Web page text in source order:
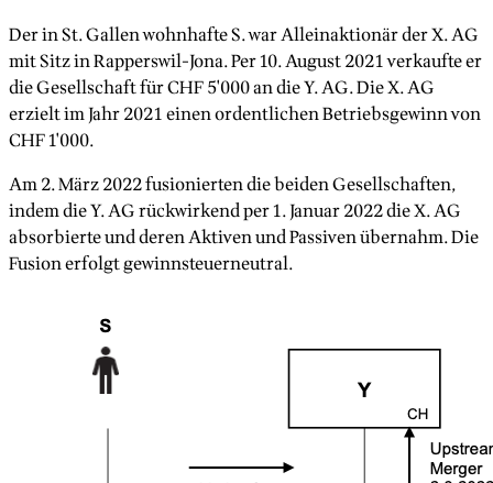
Der in St. Gallen wohnhafte S. war Alleinaktionär der X. AG
mit Sitz in Rapperswil-Jona. Per 10. August 2021 verkaufte er
die Gesellschaft für CHF 5'000 an die Y. AG. Die X. AG
erzielt im Jahr 2021 einen ordentlichen Betriebsgewinn von
CHF 1'000.
Am 2. März 2022 fusionierten die beiden Gesellschaften,
indem die Y. AG rückwirkend per 1. Januar 2022 die X. AG
absorbierte und deren Aktiven und Passiven übernahm. Die
Fusion erfolgt gewinnsteuerneutral.